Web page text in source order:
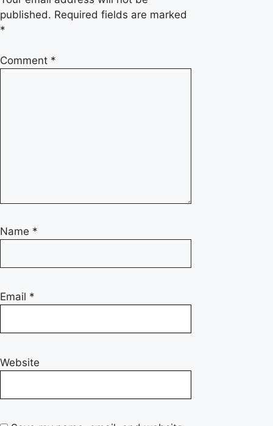
published. Required fields are marked
*
Comment *
Name *
Email *
Website